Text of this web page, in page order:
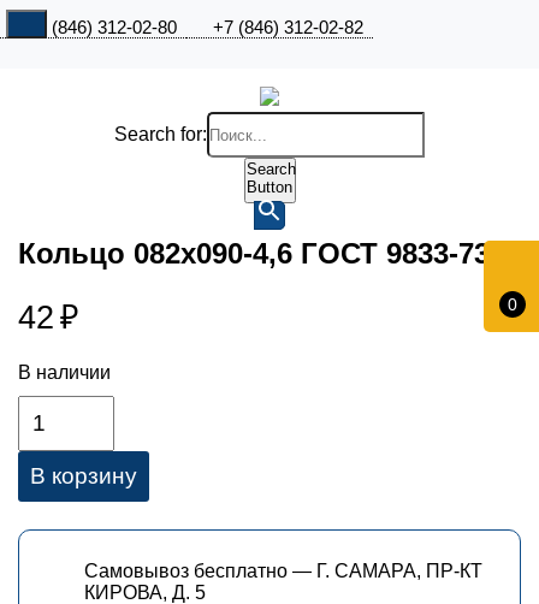
+7 (846) 312-02-80 +7 (846) 312-02-82
0
Search for:
Search
Button
Кольцо 082х090-4,6 ГОСТ 9833-73
42 ₽
В наличии
В корзину
Самовывоз бесплатно — Г. САМАРА, ПР-КТ
КИРОВА, Д. 5